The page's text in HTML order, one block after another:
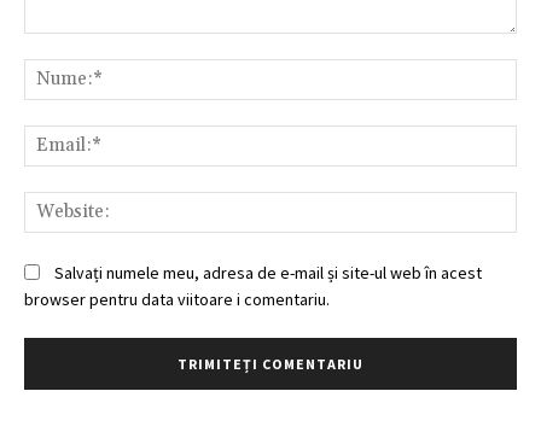
Salvați numele meu, adresa de e-mail și site-ul web în acest
browser pentru data viitoare i comentariu.